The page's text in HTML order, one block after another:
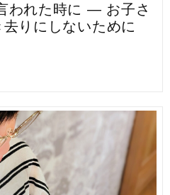
われた時に — お子さ
りにしないために